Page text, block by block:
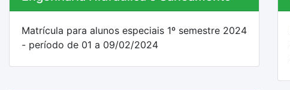
Matrícula para alunos especiais 1º semestre 2024
- período de 01 a 09/02/2024